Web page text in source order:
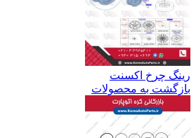
رینگ چرخ اکسنت
بازگشت به محصولات